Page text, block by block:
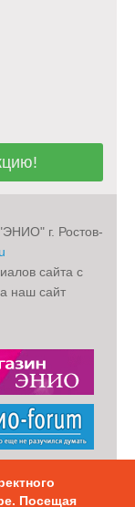
Посещая
г. Ростов-
сайта с
наш сайт
Карта Сайта